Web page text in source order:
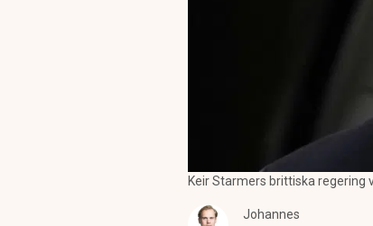
Keir Starmers brittiska regering
Johannes